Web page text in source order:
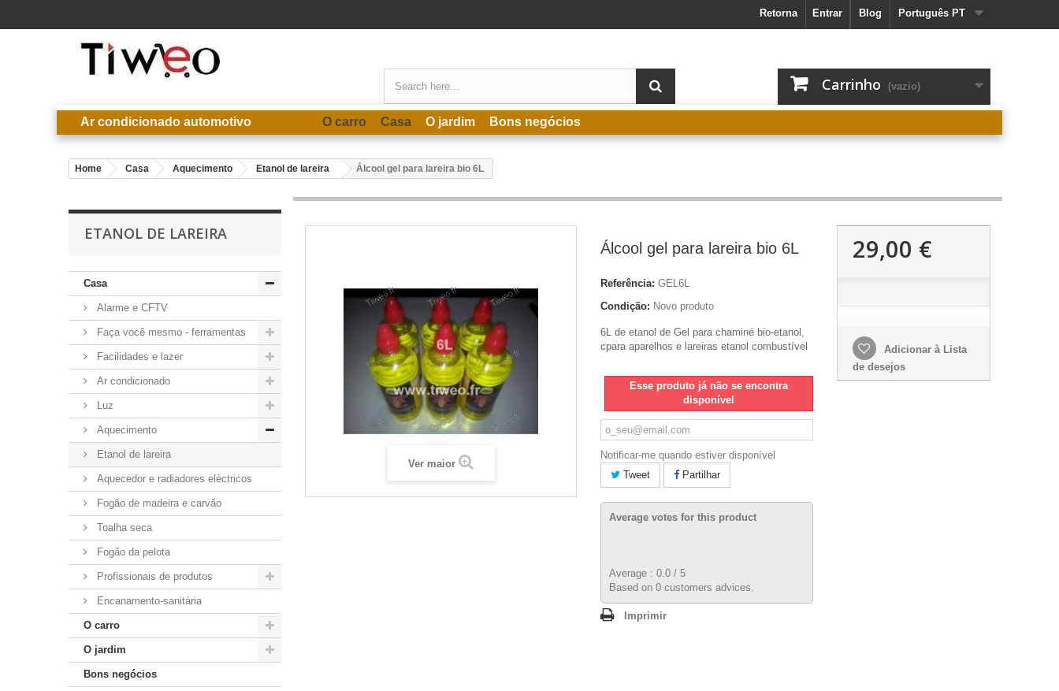
Português PT
Blog
Entrar
Retorna
Carrinho (vazio)
Ar condicionado automotivo O carro Casa O jardim Bons negócios
Home Casa Aquecimento Etanol de lareira Álcool gel para lareira bio 6L
ETANOL DE LAREIRA
Casa
Alarme e CFTV
Faça você mesmo - ferramentas
Facilidades e lazer
Ar condicionado
Luz
Aquecimento
Etanol de lareira
Aquecedor e radiadores eléctricos
Fogão de madeira e carvão
Toalha seca
Fogão da pelota
Profissionais de produtos
Encanamento-sanitária
O carro
O jardim
Bons negócios
Ver maior
Álcool gel para lareira bio 6L
Referência: GEL6L
Condição: Novo produto
6L de etanol de Gel para chaminé bio-etanol,
cpara aparelhos e lareiras etanol combustível
Esse produto já não se encontra
disponível
Notificar-me quando estiver disponível
Tweet
Partilhar
Average votes for this product
Average : 0.0 / 5
Based on 0 customers advices.
Imprimir
29,00 €
Adicionar à Lista
de desejos